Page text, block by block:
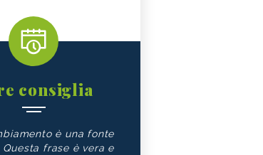
consiglia
è una fonte
Questa frase è vera e